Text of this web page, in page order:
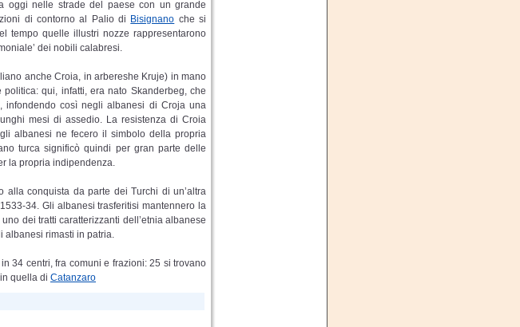
oggi nelle strade del paese con un grande
di contorno al Palio di Bisignano che si
tempo quelle illustri nozze rappresentarono
dei nobili calabresi.
anche Croia, in arbereshe Kruje) in mano
qui, infatti, era nato Skanderbeg, che
infondendo così negli albanesi di Croja una
mesi di assedio. La resistenza di Croia
albanesi ne fecero il simbolo della propria
turca significò quindi per gran parte delle
la propria indipendenza.
alla conquista da parte dei Turchi di un’altra
34. Gli albanesi trasferitisi mantennero la
dei tratti caratterizzanti dell’etnia albanese
albanesi rimasti in patria.
34 centri, fra comuni e frazioni: 25 si trovano
quella di Catanzaro